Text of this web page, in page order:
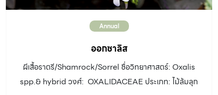
ประโยชน์นะรู้ยัง นอกจากภูมิทัศน์ที่สวยงามแล้ว สวนแนวตั้ง
ยังมีประโยชน์อีกหลายๆ ด้าน คือ ช่วยลดมลพิษและความร้อน
จากภายนอกที่เข้าสู่ตัวอาคาร สร้างจุดเด่นหรือจุดดึงดูด
สายตา ทำให้ผนังที่ว่างเปล่าดูมีชีวิตชีวาและเป็นฉากหลังที่
สวยงาม บดบังสิ่งไม่พึงประสงค์ เช่น สีลอกหลุดหรือคราบ
Annual
ออกซาลิส
ผีเสื้อราตรี/Shamrock/Sorrel ชื่อวิทยาศาสตร์: Oxalis
spp.& hybrid วงศ์: OXALIDACEAE ประเภท: ไม้ล้มลุก